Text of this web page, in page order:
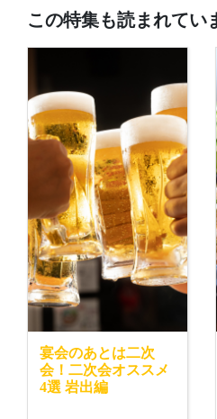
この特集も読まれてい
宴会のあとは二次
会！二次会オススメ
4選 岩出編